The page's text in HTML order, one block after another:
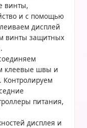
винты,
и с помощью
дисплей
винты защитных
клеевые швы и
питания,
дисплея и